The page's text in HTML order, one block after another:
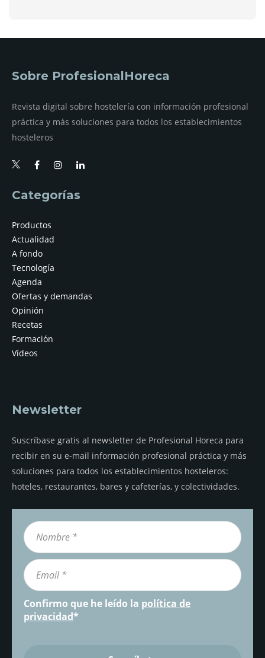
Sobre ProfesionalHoreca
Revista digital sobre hostelería con información profesional
práctica y más soluciones para todos los establecimientos
hosteleros
Categorías
Productos
Actualidad
A fondo
Tecnología
Agenda
Ofertas y demandas
Opinión
Recetas
Formación
Vídeos
Newsletter
Suscríbase gratis al newsletter de Profesional Horeca para
recibir en su e-mail información profesional práctica y más
soluciones para todos los establecimientos hosteleros:
hoteles, restaurantes, bares y cafeterías, y colectividades.
Confirmo que he leído la política de
privacidad*